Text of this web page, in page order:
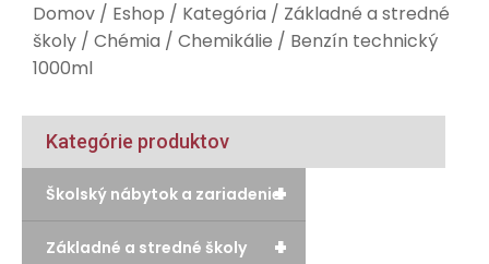
Domov / Eshop / Kategória / Základné a stredné
školy / Chémia / Chemikálie / Benzín technický
1000ml
Kategórie produktov
+
Školský nábytok a zariadenie
+
Základné a stredné školy